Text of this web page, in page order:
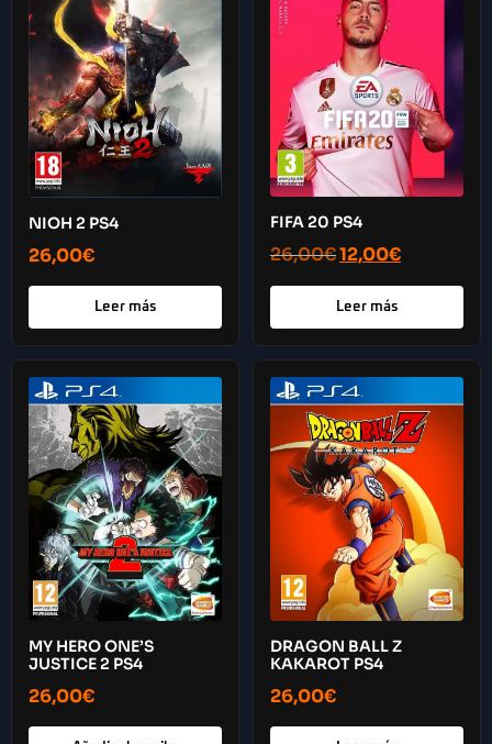
NIOH 2 PS4
26,00€
Leer más
FIFA 20 PS4
26,00€12,00€
Leer más
MY HERO ONE’S
JUSTICE 2 PS4
26,00€
DRAGON BALL Z
KAKAROT PS4
26,00€